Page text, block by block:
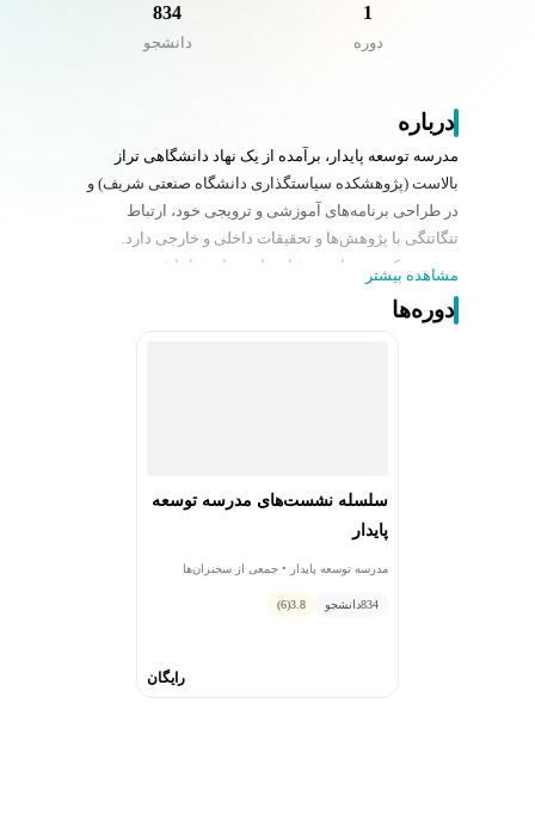
1
دوره
834
دانشجو
درباره
مدرسه توسعه پایدار، برآمده از یک نهاد دانشگاهی تراز
بالاست (پژوهشکده سیاستگذاری دانشگاه صنعتی شریف) و
در طراحی برنامه‌های آموزشی و ترویجی خود، ارتباط
تنگاتنگی با پژوهش‌ها و تحقیقات داخلی و خارجی دارد.
همچنین تکیه بر تجارب مشاوره‌ای و دانش انباشته موجود در
پژوهشکده سیاست‌گذاری دانشگاه صنعتی شریف در سالیان
گذشته و نیز بهره‌گیری از تجارب بین‌المللی، کمک می‌کند که
مشاهده بیشتر
دوره‌ها
سلسله نشست‌های مدرسه توسعه
پایدار
مدرسه توسعه پایدار • جمعی از سخنران‌ها
834دانشجو 3.8
(6)
رایگان